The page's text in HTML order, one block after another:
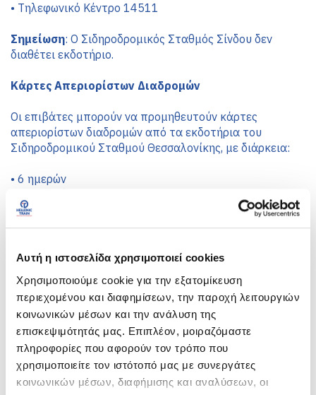
Αυτή η ιστοσελίδα χρησιμοποιεί cookies
Χρησιμοποιούμε cookie για την εξατομίκευση
περιεχομένου και διαφημίσεων, την παροχή λειτουργιών
κοινωνικών μέσων και την ανάλυση της
επισκεψιμότητάς μας. Επιπλέον, μοιραζόμαστε
πληροφορίες που αφορούν τον τρόπο που
χρησιμοποιείτε τον ιστότοπό μας με συνεργάτες
κοινωνικών μέσων, διαφήμισης και αναλύσεων, οι
• Τηλεφωνικό Κέντρο 14511
Σημείωση: Ο Σιδηροδρομικός Σταθμός Σίνδου δεν
διαθέτει εκδοτήριο.
Κάρτες Απεριορίστων Διαδρομών
Οι επιβάτες μπορούν να προμηθευτούν κάρτες
απεριορίστων διαδρομών από τα εκδοτήρια του
Σιδηροδρομικού Σταθμού Θεσσαλονίκης, με διάρκεια:
• 6 ημερών
•1 μήνα
•3 μηνών
Για όλες τις εκπτωτικές κατηγορίες επιβατών (νέοι 12–
παιδιά 4–12 ετών, μαθητές, πολύτεκνοι, ΑμεΑ),
παρέχεται πρόσθετη έκπτωση 15% στην αγορά
καρτών απεριορίστων διαδρομών.
Επιπλέον, οι κάρτες είναι διαθέσιμες και μέσω των
ψηφιακών καναλιών πώλησης (webticketing & mobile
app), καθώς και μέσω τηλεφωνικών πωλήσεων (14511),